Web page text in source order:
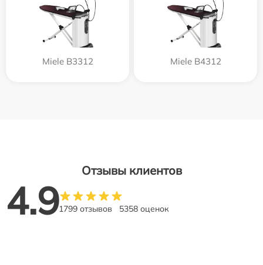
Miele B3312 Miele B4312
Отзывы клиентов
4.91799 отзывов 5358 оценок